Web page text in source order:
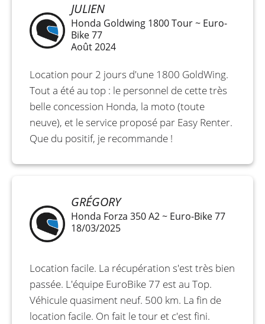
GRÉGORY
Honda Forza 350 A2 ~ Euro-Bike 77
18/03/2025
Location facile. La récupération s'est très bien
passée. L'équipe EuroBike 77 est au Top.
Véhicule quasiment neuf. 500 km. La fin de
location facile. On fait le tour et c'est fini.
JULIEN
Honda Goldwing 1800 Tour ~ Euro-
Bike 77
Août 2024
Location pour 2 jours d'une 1800 GoldWing.
Tout a été au top : le personnel de cette très
belle concession Honda, la moto (toute
neuve), et le service proposé par Easy Renter.
Que du positif, je recommande !